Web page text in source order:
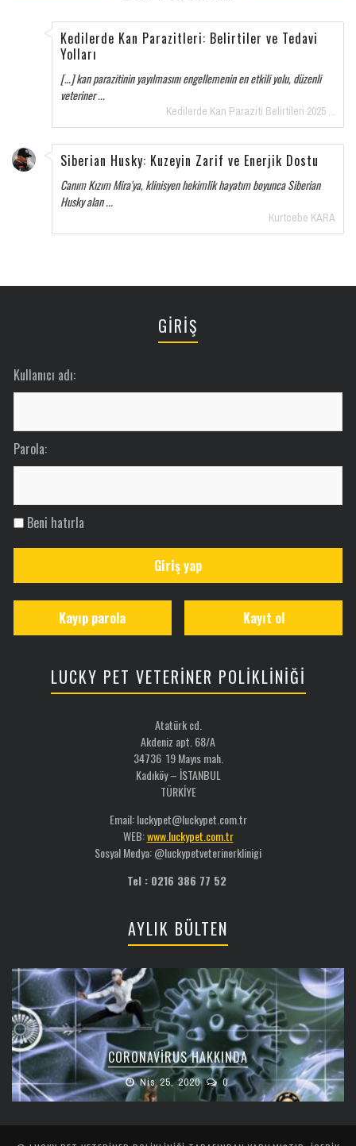
Kedilerde Kan Parazitleri: Belirtiler ve Tedavi
Yolları
[…] kan parazitinin yayılmasını engellemenin en etkili yolu, düzenli
veteriner ...
Kedilerde Kan Paraziti Belirtileri 2025 ...
Siberian Husky: Kuzeyin Zarif ve Enerjik Dostu
Canım Kızım Mira'ya, klinisyen hekimlik hayatım boyunca Siberian
Husky alan ...
Kurtcebe KARA
GİRİŞ
Kullanıcı adı:
Parola:
Beni hatırla
Giriş yap
Kayıt ol
Kayıp parola
LUCKY PET VETERİNER POLİKLİNİĞİ
Atatürk cd.
Akdeniz apt. 68/A
34736 19 Mayıs mah.
Kadıköy – İSTANBUL
TÜRKİYE
Email: luckypet@luckypet.com.tr
WEB:www.luckypet.com.tr
Sosyal Medya: @luckypetveterinerklinigi
Tel : 0216 386 77 52
AYLIK BÜLTEN
CORONAVIRUS HAKKINDA
Nis 25, 2020 0